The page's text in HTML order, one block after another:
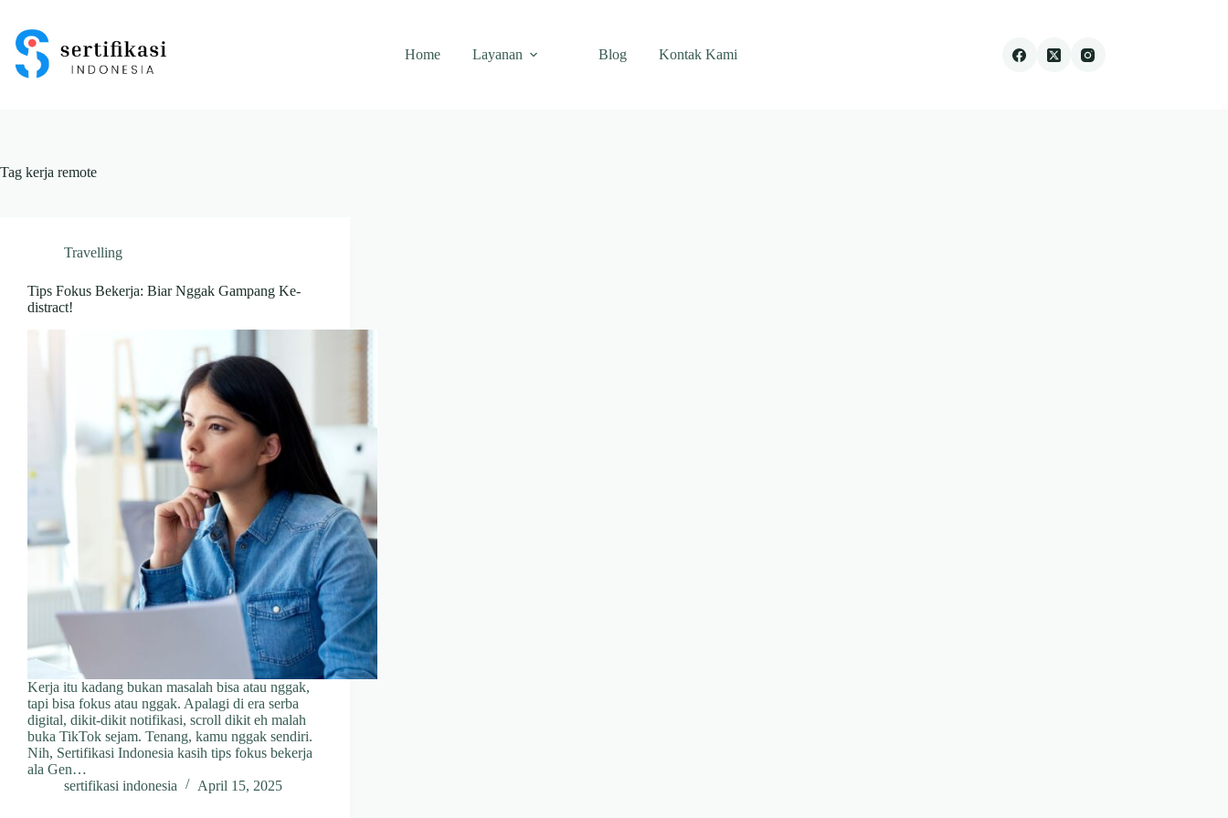
content
Home
Layanan Blog Kontak Kami
Tag kerja remote
Travelling
Tips Fokus Bekerja: Biar Nggak Gampang Ke-
distract!
Kerja itu kadang bukan masalah bisa atau nggak,
tapi bisa fokus atau nggak. Apalagi di era serba
digital, dikit-dikit notifikasi, scroll dikit eh malah
buka TikTok sejam. Tenang, kamu nggak sendiri.
Nih, Sertifikasi Indonesia kasih tips fokus bekerja
ala Gen…
sertifikasi indonesia
April 15, 2025